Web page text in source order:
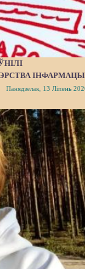
Панядзелак, 13 Ліпень